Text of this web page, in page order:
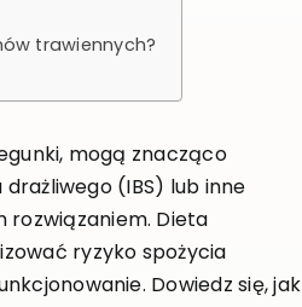
trawiennych?
mogą znacząco
(IBS) lub inne
rozwiązaniem. Dieta
ryzyko spożycia
Dowiedz się, jak